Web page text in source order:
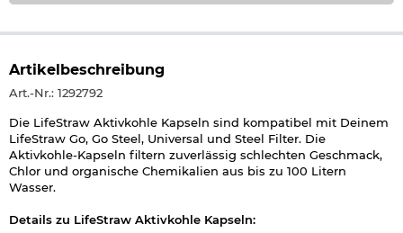
Artikelbeschreibung
Art.-Nr.: 1292792
Die LifeStraw Aktivkohle Kapseln sind kompatibel mit Deinem
LifeStraw Go, Go Steel, Universal und Steel Filter. Die
Aktivkohle-Kapseln filtern zuverlässig schlechten Geschmack,
Chlor und organische Chemikalien aus bis zu 100 Litern
Wasser.
Details zu LifeStraw Aktivkohle Kapseln: